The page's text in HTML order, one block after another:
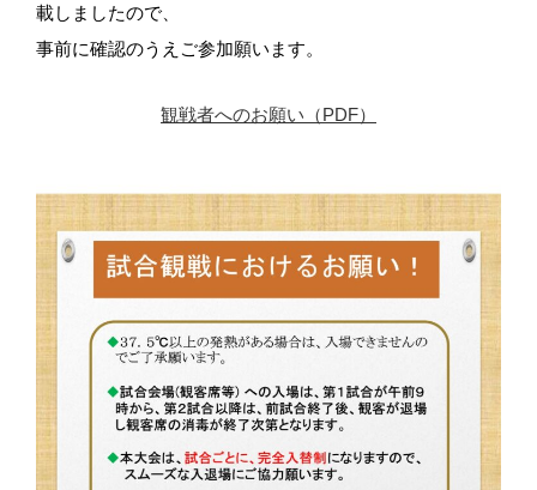
載しましたので、
事前に確認のうえご参加願います。
観戦者へのお願い（PDF）